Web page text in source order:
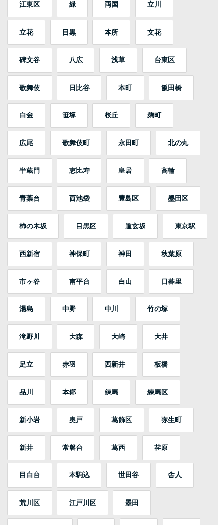
江東区 緑 両国 立川
立花 目黒 本所 文花
碑文谷 八広 浅草 台東区
歌舞伎 日比谷 本町 飯田橋
白金 笹塚 桜丘 麹町
広尾 歌舞伎町 永田町 北の丸
半蔵門 恵比寿 皇居 高輪
青葉台 西池袋 豊島区 墨田区
柿の木坂 目黒区 道玄坂 東京駅
西新宿 神保町 神田 秋葉原
市ヶ谷 南平台 白山 日暮里
湯島 中野 中川 竹の塚
滝野川 大森 大崎 大井
足立 赤羽 西新井 板橋
品川 本郷 練馬 練馬区
新小岩 奥戸 葛飾区 弥生町
新井 常磐台 葛西 荏原
目白台 本駒込 世田谷 舎人
荒川区 江戸川区 墨田